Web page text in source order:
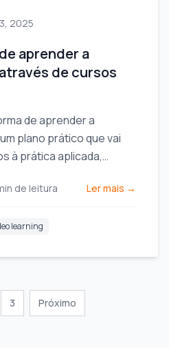
2025
aprender a
de cursos
de aprender a
plano prático que vai
à prática aplicada,
de leitura Ler mais →
learning
3 Próximo